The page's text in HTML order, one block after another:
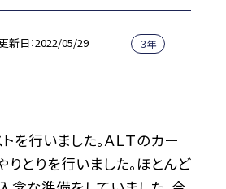
新日 2022/05/29 ３年
を行いました。ＡＬＴのカー
とりを行いました。ほとんど